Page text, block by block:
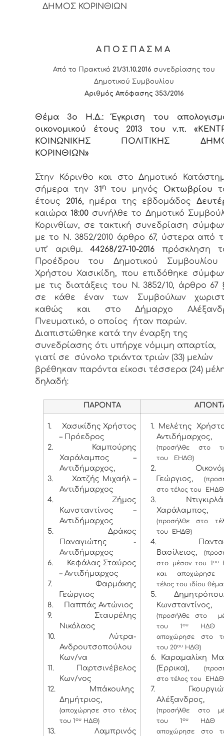
ΔΗΜΟΣ ΚΟΡΙΝΘΙΩΝ
ΑΠΟΣΠΑΣΜΑ
Από το Πρακτικό 21/31.10.2016 συνεδρίασης του
Δημοτικού Συμβουλίου
Αριθμός Απόφασης 353/2016
Θέμα 3ο Η.Δ.: Έγκριση του
οικονομικού έτους 2013 του ν.π.
ΚΟΙΝΩΝΙΚΗΣ ΠΟΛΙΤΙΚΗΣ
ΚΟΡΙΝΘΙΩΝ»
Στην Κόρινθο και στο Δημοτικό
σήμερα την 31η του μηνός Οκτωβρίου
έτους 2016, ημέρα της εβδομάδος
καιώρα18:00 συνήλθε το Δημοτικό
Κορινθίων, σε τακτική συνεδρίαση
με το Ν. 3852/2010 άρθρο 67, ύστερα από
υπ’ αριθμ. 44268/27-10-2016πρόσκληση
Προέδρου του Δημοτικού Συμβουλίου
Χρήστου Χασικίδη, που επιδόθηκε
με τις διατάξεις του Ν. 3852/10, άρθρο 67
σε κάθε έναν των Συμβούλων
καθώς και στο Δήμαρχο
Πνευματικό, ο οποίος ήταν παρών.
Διαπιστώθηκε κατά την έναρξη της
συνεδρίασης ότι υπήρχε νόμιμη απαρτία,
γιατί σε σύνολο τριάντα τριών (33) μελών
βρέθηκαν παρόντα είκοσι τέσσερα (24)
δηλαδή:
ΠΑΡΟΝΤΑ
1.
Χασικίδης Χρήστος
– Πρόεδρος
2.
Καμπούρης
Χαράλαμπος –
Αντιδήμαρχος,
3.
Χατζής Μιχαήλ –
Αντιδήμαρχος
4.
Ζήμος
Κωνσταντίνος –
Αντιδήμαρχος
5.
Δράκος
Παναγιώτης -
Αντιδήμαρχος
6.
Κεφάλας Σταύρος
– Αντιδήμαρχος
7.
Φαρμάκης
Γεώργιος
8.
Παππάς Αντώνιος
9.
Σταυρέλης
Νικόλαος
10.
Λύτρα-
Ανδρουτσοπούλου
Κων/να
11.
Παρτσινέβελος
Κων/νος
12.
Μπάκουλης
Δημήτριος,
(αποχώρησε στο τέλος
του 1 ουΗΔΘ)
13.
Λαμπρινός
1. Μελέτης
Αντιδήμαρχος,
(προσήλθε στο
του ΕΗΔΘ)
2.
Γεώργιος,
στο τέλος του
3.
Χαράλαμπος,
(προσήλθε στο
του ΕΗΔΘ)
4.
Βασίλειος,
στο μέσον του 1 ου
και αποχώρησε
τέλος του ιδίου
5.
Κωνσταντίνος,
(προσήλθε στο
του 1ου
ΗΔΘ
αποχώρησε στο
του 20ουΗΔΘ)
6. Καραμαλίκη
(Έρρικα),
στο τέλος του
7.
Αλέξανδρος,
(προσήλθε στο
του 1ου
ΗΔΘ
αποχώρησε στο